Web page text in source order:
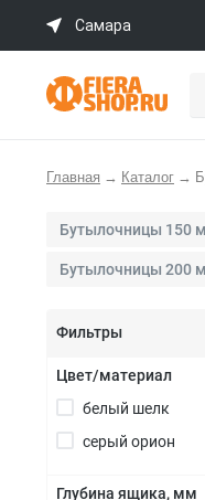
Самара
Главная → Каталог →
Бутылочницы 150
Бутылочницы 200
Фильтры
Цвет/материал
белый шелк
серый орион
Глубина ящика, мм